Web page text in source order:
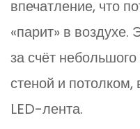
впечатление, что
«парит» в воздухе.
за счёт
стеной и потолком,
LED-лента.